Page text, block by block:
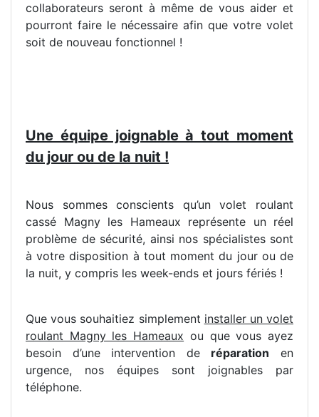
collaborateurs seront à même de vous aider et
pourront faire le nécessaire afin que votre volet
soit de nouveau fonctionnel !
Une équipe joignable à tout moment
du jour ou de la nuit !
Nous sommes conscients qu’un volet roulant
cassé Magny les Hameaux représente un réel
problème de sécurité, ainsi nos spécialistes sont
à votre disposition à tout moment du jour ou de
la nuit, y compris les week-ends et jours fériés !
Que vous souhaitiez simplement installer un volet
roulant Magny les Hameaux ou que vous ayez
besoin d’une intervention de réparation en
urgence, nos équipes sont joignables par
téléphone.